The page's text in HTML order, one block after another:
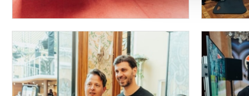
Website an unsere
der Dienste gesammelt